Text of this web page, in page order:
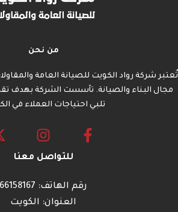
من نحن
تُعتبر شركة رواد الكويت للصيانة العامة
مجال البناء والصيانة. تأسست الشركة بهدف
تلبي احتياجات العملاء في
للتواصل معنا
رقم الهاتف: 66158167
العنوان: الكويت